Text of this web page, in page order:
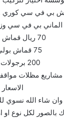
70 ريال قماش وطني ضمان لمدة سنتين
75 قماش بولي ايثلين ضمان 5 سنوات
200 برجولات خشبية على شكل حديد
وان شاء الله نسوي
بالصور لكل نوع